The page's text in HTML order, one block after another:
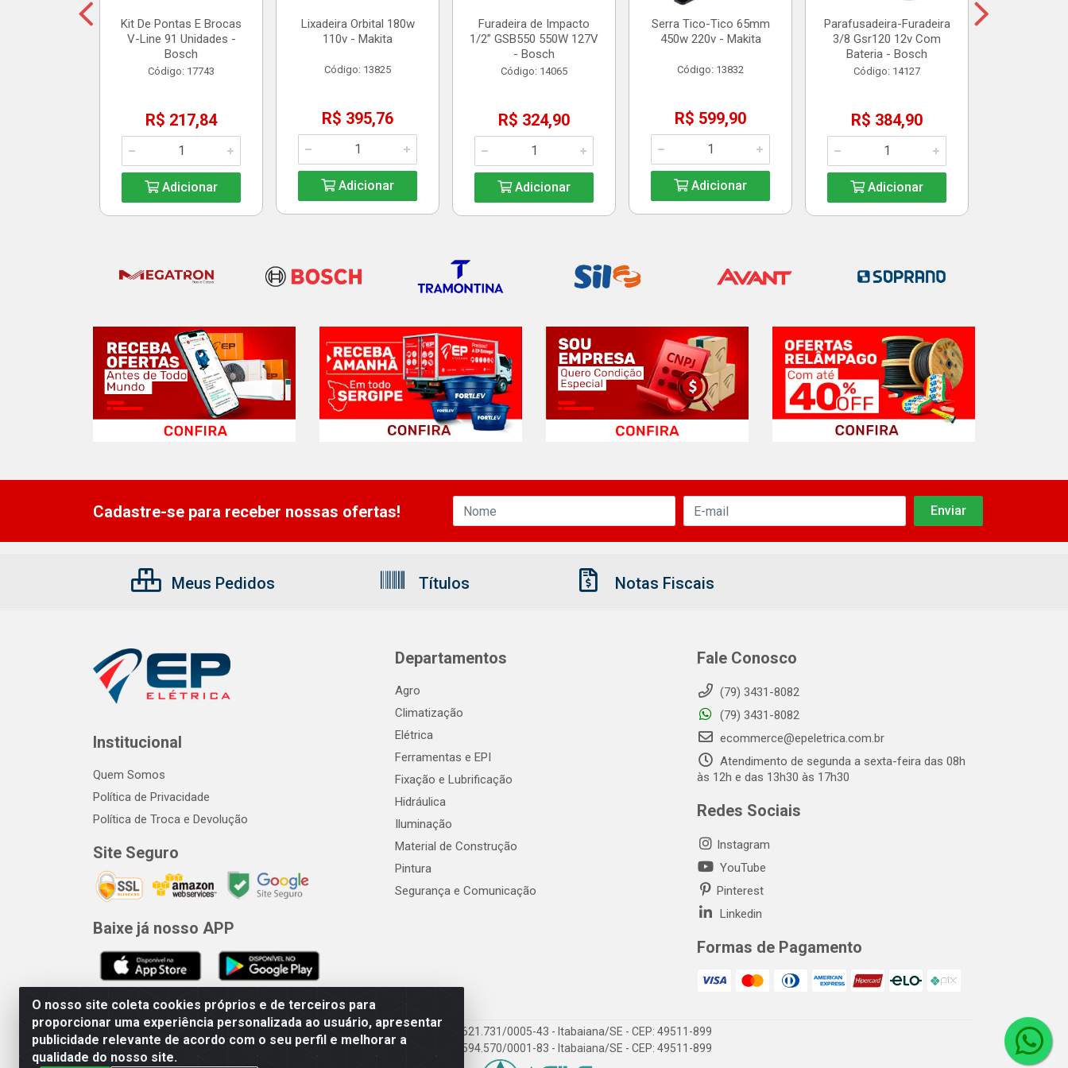
Kit De Pontas E Brocas
V-Line 91 Unidades -
Bosch
Código: 17743
R$ 217,84
Adicionar
Lixadeira Orbital 180w
110v - Makita
Código: 13825
R$ 395,76
Adicionar
Furadeira de Impacto
1/2” GSB550 550W 127V
- Bosch
Código: 14065
R$ 324,90
Adicionar
Serra Tico-Tico 65mm
450w 220v - Makita
Código: 13832
R$ 599,90
Adicionar
Parafusadeira-Furadeira
3/8 Gsr120 12v Com
Bateria - Bosch
Código: 14127
R$ 384,90
Adicionar
O nosso site coleta cookies próprios e de terceiros para
proporcionar uma experiência personalizada ao usuário, apresentar
publicidade relevante de acordo com o seu perfil e melhorar a
qualidade do nosso site.
Cadastre-se para receber nossas ofertas!
Meus Pedidos Títulos Notas Fiscais
Institucional
Quem Somos
Política de Privacidade
Política de Troca e Devolução
Site Seguro
Baixe já nosso APP
Departamentos
Agro
Climatização
Elétrica
Ferramentas e EPI
Fixação e Lubrificação
Hidráulica
Iluminação
Material de Construção
Pintura
Segurança e Comunicação
Fale Conosco
(79) 3431-8082
(79) 3431-8082
ecommerce@epeletrica.com.br
Atendimento de segunda a sexta-feira das 08h
às 12h e das 13h30 às 17h30
Redes Sociais
Instagram
YouTube
Pinterest
Linkedin
Formas de Pagamento
EP Elétrica LTDA - 18.621.731/0005-43 - Itabaiana/SE - CEP: 49511-899
EP Elétrica LTDA - 48.594.570/0001-83 - Itabaiana/SE - CEP: 49511-899